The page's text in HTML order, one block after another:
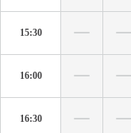
15:30
16:00
16:30